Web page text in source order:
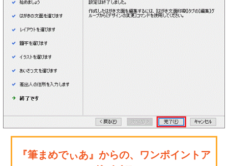
『筆まめでぃあ』からの、ワンポイントア